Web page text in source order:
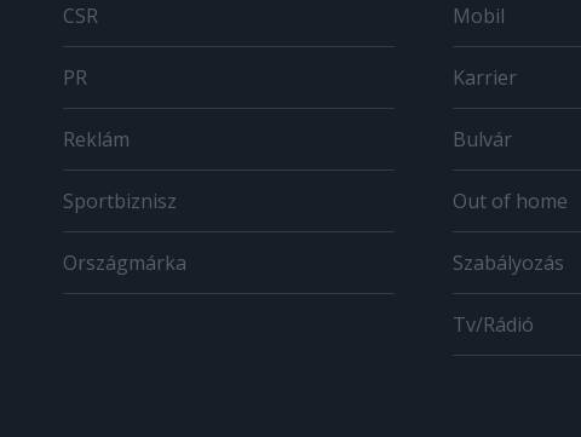
CSR
PR
Reklám
Sportbiznisz
Országmárka
Mobil
Karrier
Bulvár
Out of home
Szabályozás
Tv/Rádió